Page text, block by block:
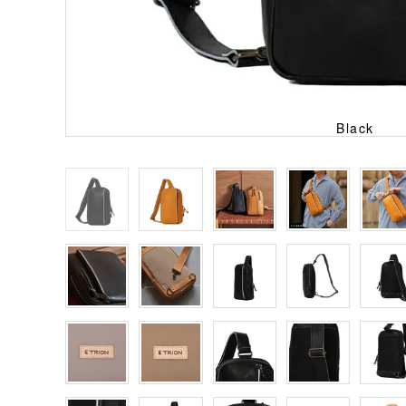
Black